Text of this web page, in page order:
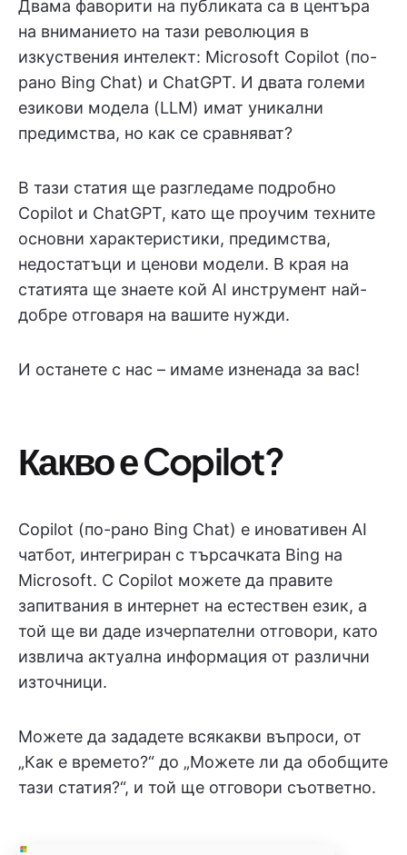
Двама фаворити на публиката са в центъра
на вниманието на тази революция в
изкуствения интелект: Microsoft Copilot (по-
рано Bing Chat) и ChatGPT. И двата големи
езикови модела (LLM) имат уникални
предимства, но как се сравняват?
В тази статия ще разгледаме подробно
Copilot и ChatGPT, като ще проучим техните
основни характеристики, предимства,
недостатъци и ценови модели. В края на
статията ще знаете кой AI инструмент най-
добре отговаря на вашите нужди.
И останете с нас – имаме изненада за вас!
Какво е Copilot?
Copilot (по-рано Bing Chat) е иновативен AI
чатбот, интегриран с търсачката Bing на
Microsoft. С Copilot можете да правите
запитвания в интернет на естествен език, а
той ще ви даде изчерпателни отговори, като
извлича актуална информация от различни
източници.
Можете да зададете всякакви въпроси, от
„Как е времето?“ до „Можете ли да обобщите
тази статия?“, и той ще отговори съответно.